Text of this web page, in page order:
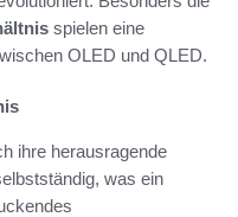
spielen eine
OLED und QLED.
ihre herausragende
was ein